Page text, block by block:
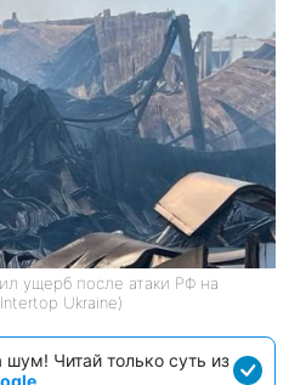
ущерб после атаки РФ на
Ukraine)
Читай только суть из